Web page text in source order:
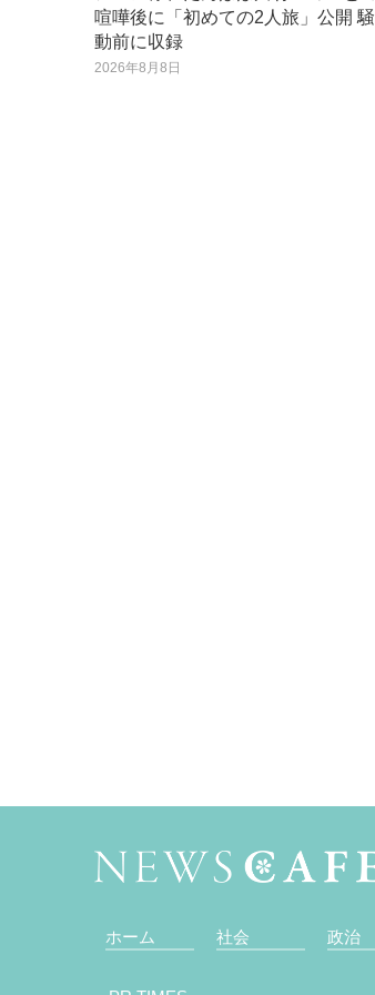
喧嘩後に「初めての2人旅」公開 騒
動前に収録
2026年8月8日
ホーム 社会 政治